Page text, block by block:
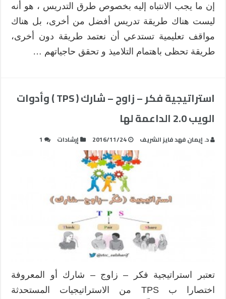
إن ما يجب الانتباه إليه بخصوص طرق التدريس ، هو أنه
ليست هناك طريقة تدريس أفضل من أخرى، بل هناك
مواقف تعليمية تستدعي أن نعتمد طريقة دون أخرى،
طريقة تحظى باهتمام التلاميذ و تحقق حاجياتهم …
استراتيجية فكر – زاوج – شارك ( TPS ) وأدوات
الويب 2.0 الداعمة لها
د. إيمان فهد فايز الشريف 2016/11/24 إرشادات 1
تعتبر استراتيجية فكر – زاوج – شارك أو المعروفة
اختصارا ب TPS من الاستراتيجيات المستحدثة